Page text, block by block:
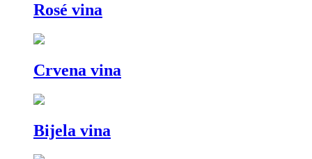
Rosé vina
Crvena vina
Bijela vina